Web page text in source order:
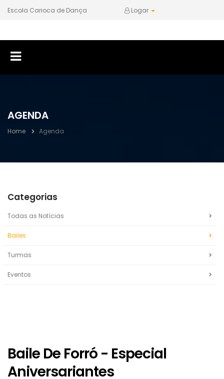
Escola Carioca de Dança Logar
AGENDA
Home Agenda
Categorias
Todas as Notícias
Bailes
Turmas
Eventos
Baile De Forró - Especial
Aniversariantes